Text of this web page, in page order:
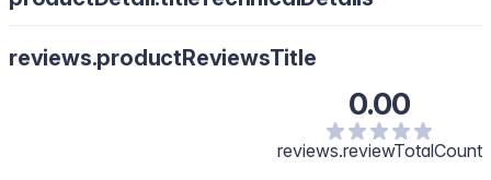
Pogodno za starije od 18 godina.
Natural Lemon Flavor, Green Tea Extract (Camellia sinensis,
(Elettaria cardamomum, Fruit), Mallow Extract (Malva sp.,
Flower), Hibiscus Extract (Hibiscus sabdariffa, Flower).
reviews.productReviewsTitle
0.00
reviews.reviewTotalCount